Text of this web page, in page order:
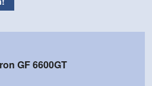
GF 6600GT